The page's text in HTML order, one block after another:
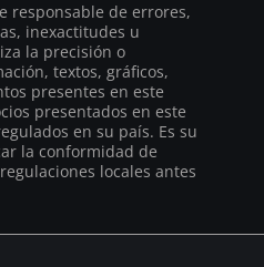
responsable de errores,
inexactitudes u
la precisión o
textos, gráficos,
presentes en este
presentados en este
en su país. Es su
la conformidad de
locales antes